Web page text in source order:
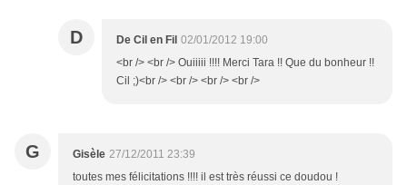
D De Cil en Fil 02/01/2012 19:00
<br /> <br /> Ouiiiii !!!! Merci Tara !! Que du bonheur !!
Cil ;)<br /> <br /> <br /> <br />
G Gisèle 27/12/2011 23:39
toutes mes félicitations !!!! il est très réussi ce doudou !